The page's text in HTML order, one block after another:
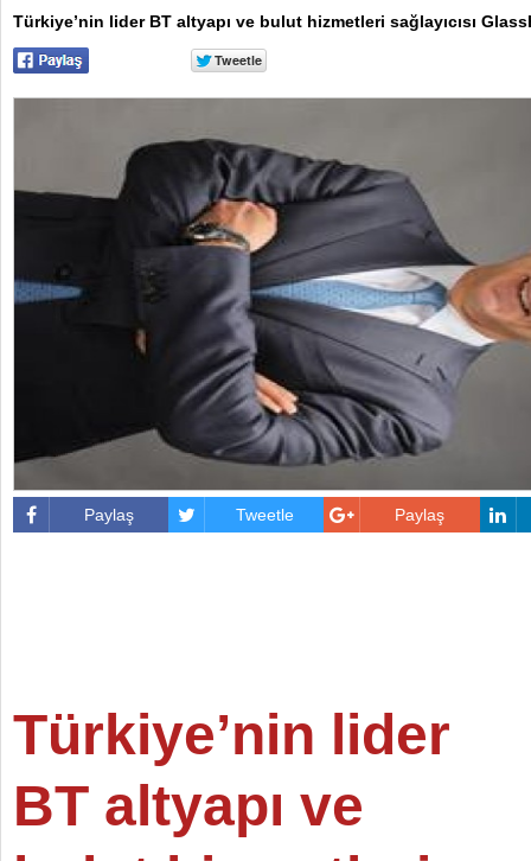
Türkiye’nin lider BT altyapı ve bulut hizmetleri sağlayıcısı
Paylaş Tweetle Paylaş
Türkiye’nin lider
BT altyapı ve